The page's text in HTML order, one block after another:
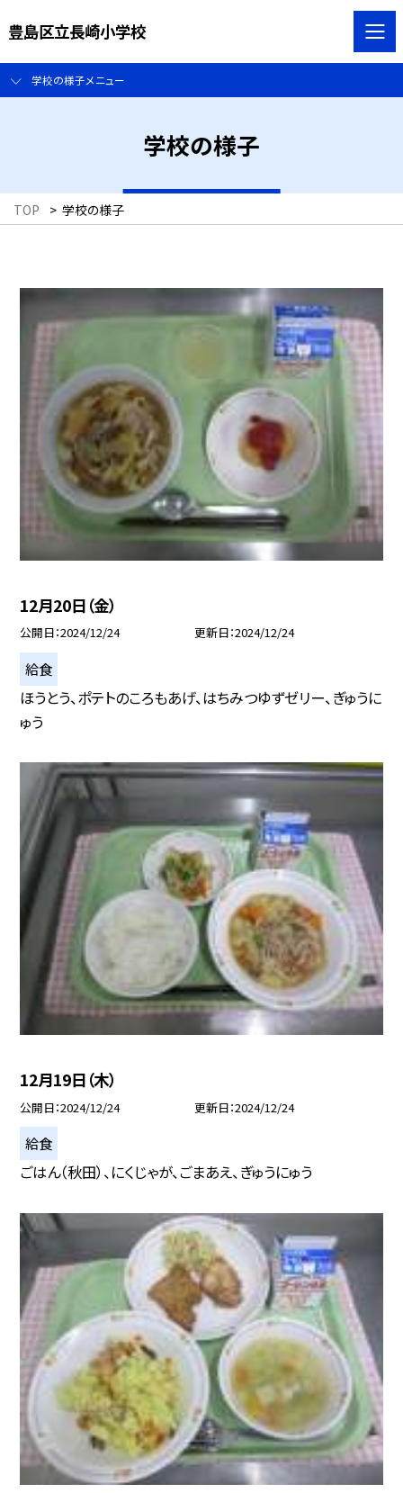
豊島区立長崎小学校
学校の様子メニュー
学校の様子
TOP > 学校の様子
12月20日（金）
公開日 2024/12/24 更新日 2024/12/24
給食
ほうとう、ポテトのころもあげ、はちみつゆずゼリー、ぎゅうに
ゅう
12月19日（木）
公開日 2024/12/24 更新日 2024/12/24
給食
ごはん（秋田）、にくじゃが、ごまあえ、ぎゅうにゅう